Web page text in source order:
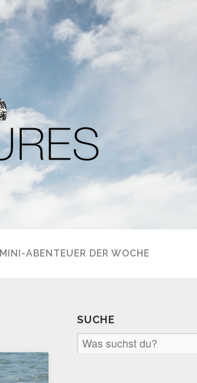
MINI-ABENTEUER DER WOCHE
SUCHE